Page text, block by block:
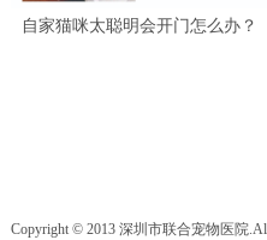
自家猫咪太聪明会开门怎么办？
Copyright © 2013 深圳市联合宠物医院